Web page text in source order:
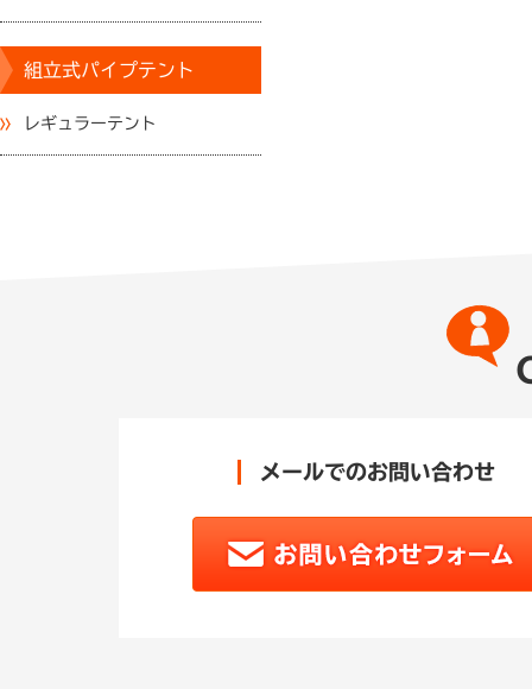
組立式パイプテント
レギュラーテント
メールでのお問い合わせ